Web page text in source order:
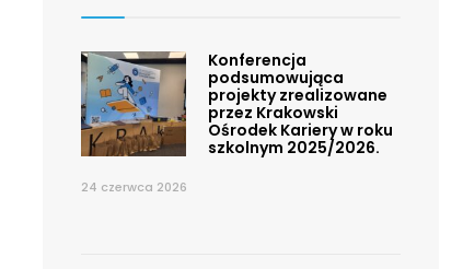
Konferencja
podsumowująca
projekty zrealizowane
przez Krakowski
Ośrodek Kariery w roku
szkolnym 2025/2026.
24 czerwca 2026